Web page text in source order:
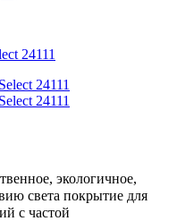
24111
экологичное,
света покрытие для
с частой